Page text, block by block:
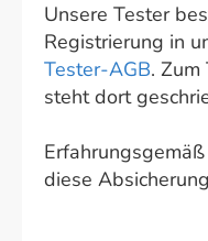
Unsere Tester
Registrierung in
Tester-AGB. Zum
steht dort
diese